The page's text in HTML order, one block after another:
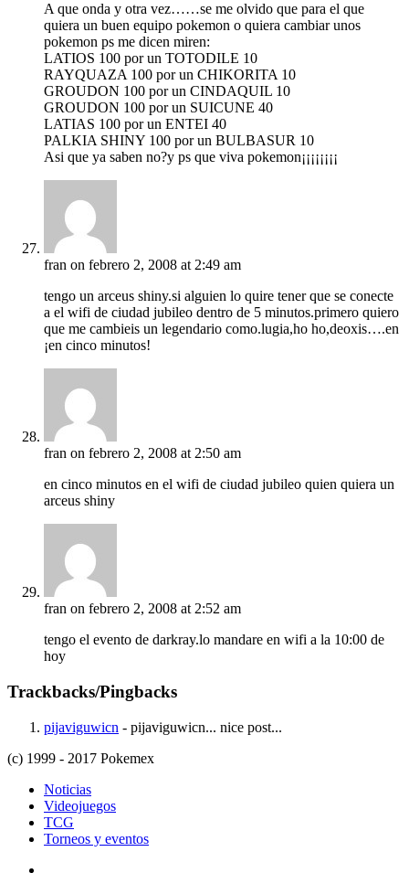
A que onda y otra vez……se me olvido que para el que
quiera un buen equipo pokemon o quiera cambiar unos
pokemon ps me dicen miren:
LATIOS 100 por un TOTODILE 10
RAYQUAZA 100 por un CHIKORITA 10
GROUDON 100 por un CINDAQUIL 10
GROUDON 100 por un SUICUNE 40
LATIAS 100 por un ENTEI 40
PALKIA SHINY 100 por un BULBASUR 10
Asi que ya saben no?y ps que viva pokemon¡¡¡¡¡¡¡¡
fran on febrero 2, 2008 at 2:49 am
tengo un arceus shiny.si alguien lo quire tener que se conecte
a el wifi de ciudad jubileo dentro de 5 minutos.primero quiero
que me cambieis un legendario como.lugia,ho ho,deoxis….en
¡en cinco minutos!
fran on febrero 2, 2008 at 2:50 am
en cinco minutos en el wifi de ciudad jubileo quien quiera un
arceus shiny
fran on febrero 2, 2008 at 2:52 am
tengo el evento de darkray.lo mandare en wifi a la 10:00 de
hoy
Trackbacks/Pingbacks
pijaviguwicn - pijaviguwicn... nice post...
(c) 1999 - 2017 Pokemex
Noticias
Videojuegos
TCG
Torneos y eventos